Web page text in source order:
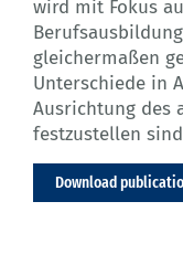
wird mit Fokus
gleichermaßen
Unterschiede in
Ausrichtung des
festzustellen
Download